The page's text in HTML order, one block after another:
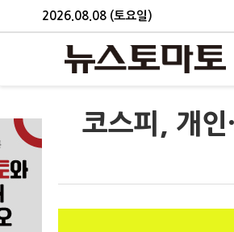
2026.08.08 (토요일)
코스피, 개인